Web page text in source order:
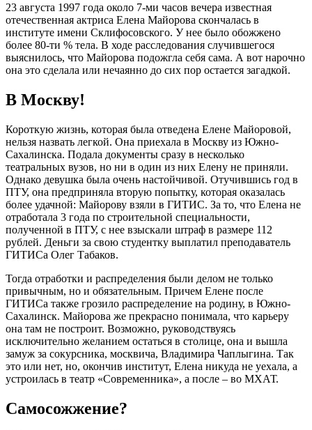
23 августа 1997 года около 7-ми часов вечера известная
отечественная актриса Елена Майорова скончалась в
институте имени Склифосовского. У нее было обожжено
более 80-ти % тела. В ходе расследования случившегося
выяснилось, что Майорова подожгла себя сама. А вот нарочно
она это сделала или нечаянно до сих пор остается загадкой.
В Москву!
Короткую жизнь, которая была отведена Елене Майоровой,
нельзя назвать легкой. Она приехала в Москву из Южно-
Сахалинска. Подала документы сразу в несколько
театральных вузов, но ни в один из них Елену не приняли.
Однако девушка была очень настойчивой. Отучившись год в
ПТУ, она предприняла вторую попытку, которая оказалась
более удачной: Майорову взяли в ГИТИС. За то, что Елена не
отработала 3 года по строительной специальности,
полученной в ПТУ, с нее взыскали штраф в размере 112
рублей. Деньги за свою студентку выплатил преподаватель
ГИТИСа Олег Табаков.
Тогда отработки и распределения были делом не только
привычным, но и обязательным. Причем Елене после
ГИТИСа также грозило распределение на родину, в Южно-
Сахалинск. Майорова же прекрасно понимала, что карьеру
она там не построит. Возможно, руководствуясь
исключительно желанием остаться в столице, она и вышла
замуж за сокурсника, москвича, Владимира Чаплыгина. Так
это или нет, но, окончив институт, Елена никуда не уехала, а
устроилась в театр «Современника», а после – во МХАТ.
Самосожжение?